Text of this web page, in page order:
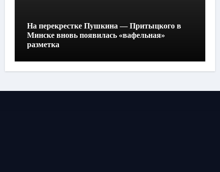
На перекрестке Пушкина — Притыцкого в
Минске вновь появилась «вафельная»
разметка